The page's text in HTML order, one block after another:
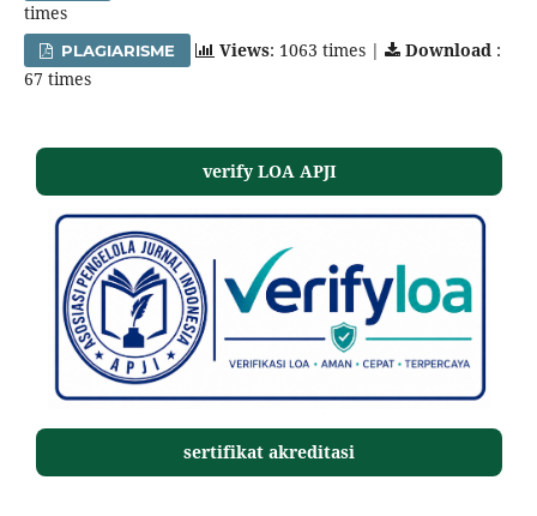
times
PLAGIARISME Views: 1063 times | Download :
67 times
verify LOA APJI
sertifikat akreditasi